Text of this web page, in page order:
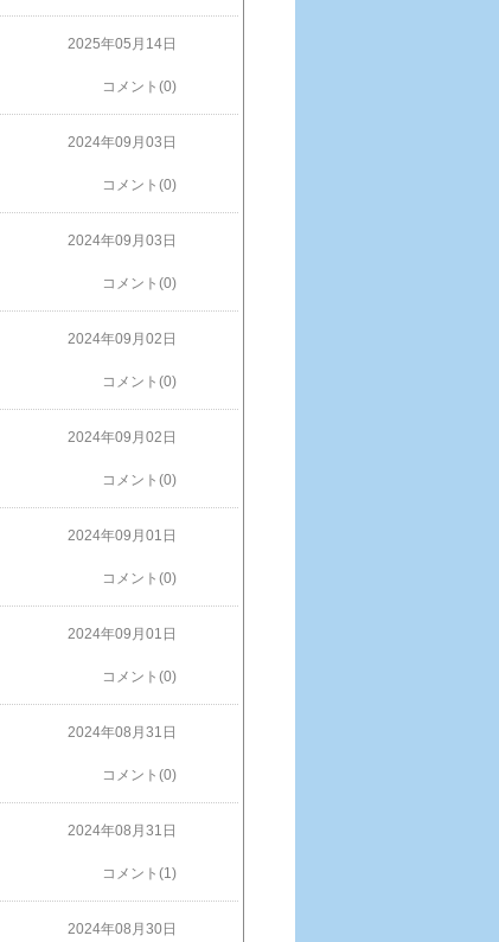
2025年05月14日
コメント(0)
2024年09月03日
コメント(0)
2024年09月03日
コメント(0)
2024年09月02日
コメント(0)
2024年09月02日
コメント(0)
2024年09月01日
コメント(0)
2024年09月01日
コメント(0)
2024年08月31日
コメント(0)
2024年08月31日
コメント(1)
2024年08月30日